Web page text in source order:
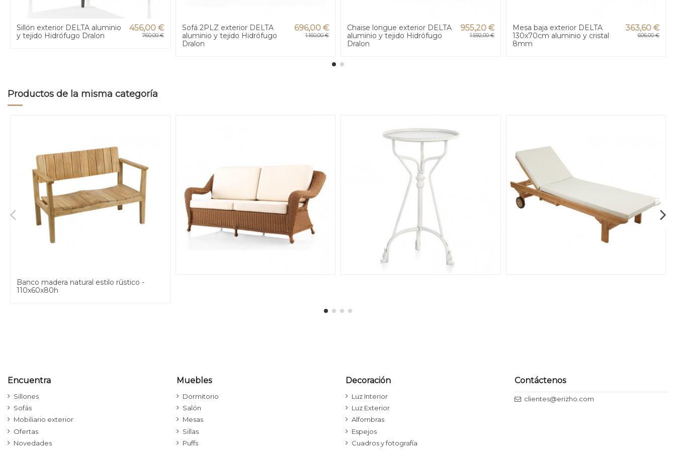
Sillón exterior DELTA aluminio
y tejido Hidrófugo Dralon
456,00 €
760,00 €
Sofá 2PLZ exterior DELTA
aluminio y tejido Hidrófugo
Dralon
696,00 €
1.160,00 €
Chaise longue exterior DELTA
aluminio y tejido Hidrófugo
Dralon
955,20 €
1.592,00 €
Mesa baja exterior DELTA
130x70cm aluminio y cristal
8mm
363,60 €
606,00 €
Productos de la misma categoría
Banco madera natural estilo rústico -
110x60x80h
Encuentra
Sillones
Sofás
Mobiliario exterior
Ofertas
Novedades
Muebles
Dormitorio
Salón
Mesas
Sillas
Puffs
Decoración
Luz Interior
Luz Exterior
Alfombras
Espejos
Cuadros y fotografía
Contáctenos
clientes@erizho.com